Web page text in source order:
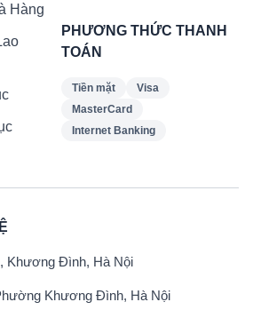
Hàng
PHƯƠNG THỨC THANH
TOÁN
Tiền mặt
Visa
MasterCard
Internet Banking
Khương Đình, Hà Nội
Khương Đình, Hà Nội